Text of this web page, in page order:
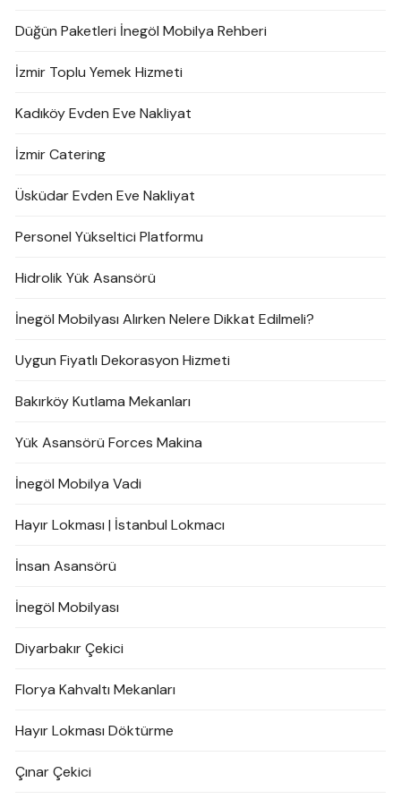
Düğün Paketleri İnegöl Mobilya Rehberi
İzmir Toplu Yemek Hizmeti
Kadıköy Evden Eve Nakliyat
İzmir Catering
Üsküdar Evden Eve Nakliyat
Personel Yükseltici Platformu
Hidrolik Yük Asansörü
İnegöl Mobilyası Alırken Nelere Dikkat Edilmeli?
Uygun Fiyatlı Dekorasyon Hizmeti
Bakırköy Kutlama Mekanları
Yük Asansörü Forces Makina
İnegöl Mobilya Vadi
Hayır Lokması | İstanbul Lokmacı
İnsan Asansörü
İnegöl Mobilyası
Diyarbakır Çekici
Florya Kahvaltı Mekanları
Hayır Lokması Döktürme
Çınar Çekici